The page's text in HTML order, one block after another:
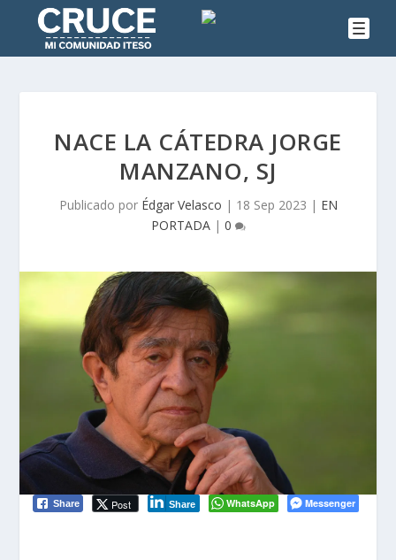
NACE LA CÁTEDRA JORGE
MANZANO, SJ
Publicado por Édgar Velasco | 18 Sep 2023 | EN
PORTADA| 0
Share Post Share WhatsApp Messenger